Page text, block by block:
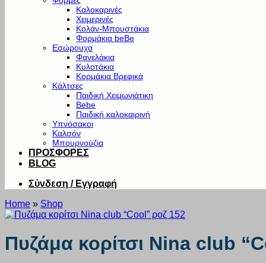
Καλοκαρινές
Χειμερινές
Κολάν-Μπουστάκια
Φορμάκια beBe
Εσώρουχα
Φανελάκια
Κυλοτάκια
Κορμάκια Βρεφικά
Κάλτσες
Παιδική Χειμωνιάτικη
Bebe
Παιδική καλοκαιρινή
Υπνόσακοι
Καλσόν
Μπουρνούζια
ΠΡΟΣΦΟΡΕΣ
BLOG
Σύνδεση / Εγγραφή
Home » Shop
Πυζάμα κορίτσι Nina club